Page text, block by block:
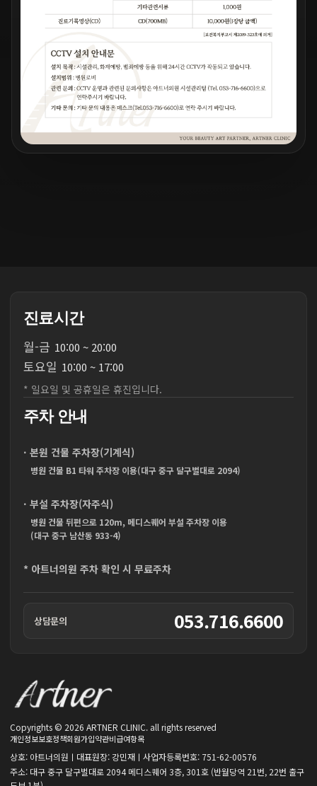
진료시간
월-금 10:00 ~ 20:00
토요일 10:00 ~ 17:00
* 일요일 및 공휴일은 휴진입니다.
주차 안내
· 본원 건물 주차장(기계식)
병원 건물 B1 타워 주차장 이용(대구 중구 달구벌대로 2094)
· 부설 주차장(자주식)
병원 건물 뒤편으로 120m, 메디스퀘어 부설 주차장 이용
(대구 중구 남산동 933-4)
* 아트너의원 주차 확인 시 무료주차
상담문의 053.716.6600
Copyrights © 2026 ARTNER CLINIC. all rights reserved
개인정보보호정책회원가입약관비급여항목
상호: 아트너의원ㅣ대표원장: 강민재ㅣ사업자등록번호: 751-62-00576
주소: 대구 중구 달구벌대로 2094 메디스퀘어 3층, 301호 (반월당역 21번, 22번 출구